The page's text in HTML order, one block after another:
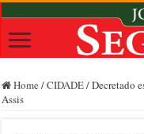
Home /CIDADE/Decretado
Assis